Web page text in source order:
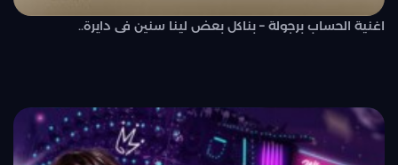
اغنية الحساب برجولة – بناكل بعض لينا سنين فى دايرة..